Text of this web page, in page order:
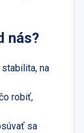
nás?
na
robiť,
sa